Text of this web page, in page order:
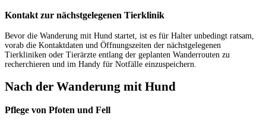
Kontakt zur nächstgelegenen Tierklinik
Bevor die Wanderung mit Hund startet, ist es für Halter unbedingt ratsam,
vorab die Kontaktdaten und Öffnungszeiten der nächstgelegenen
Tierkliniken oder Tierärzte entlang der geplanten Wanderrouten zu
recherchieren und im Handy für Notfälle einzuspeichern.
Nach der Wanderung mit Hund
Pflege von Pfoten und Fell